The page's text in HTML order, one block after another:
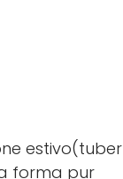
estivo(tuber
forma pur